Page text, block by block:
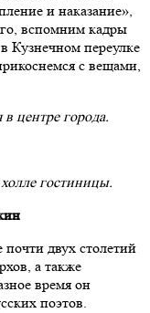
и наказание»,
вспомним кадры
Кузнечном переулке
с вещами,
центре города.
гостиницы.
двух столетий
а также
время он
поэтов.